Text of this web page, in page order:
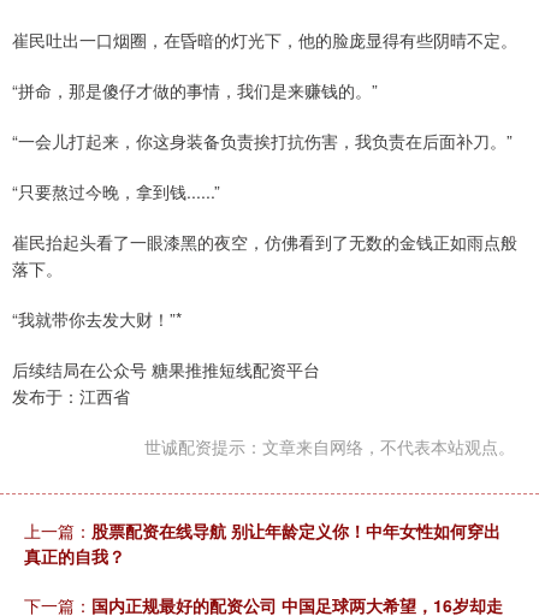
崔民吐出一口烟圈，在昏暗的灯光下，他的脸庞显得有些阴晴不定。
“拼命，那是傻仔才做的事情，我们是来赚钱的。”
“一会儿打起来，你这身装备负责挨打抗伤害，我负责在后面补刀。”
“只要熬过今晚，拿到钱......”
崔民抬起头看了一眼漆黑的夜空，仿佛看到了无数的金钱正如雨点般
落下。
“我就带你去发大财！”*
后续结局在公众号 糖果推推短线配资平台
发布于：江西省
世诚配资提示：文章来自网络，不代表本站观点。
上一篇： 股票配资在线导航 别让年龄定义你！中年女性如何穿出
真正的自我？
下一篇： 国内正规最好的配资公司 中国足球两大希望，16岁却走